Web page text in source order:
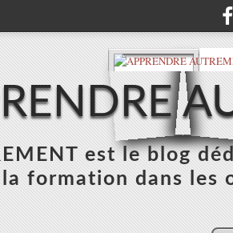
est le blog
la formation dans les